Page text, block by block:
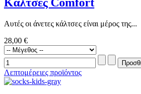
Αυτές οι άνετες κάλτσες είναι μέρος της...
28,00 €
Λεπτομέρειες προϊόντος